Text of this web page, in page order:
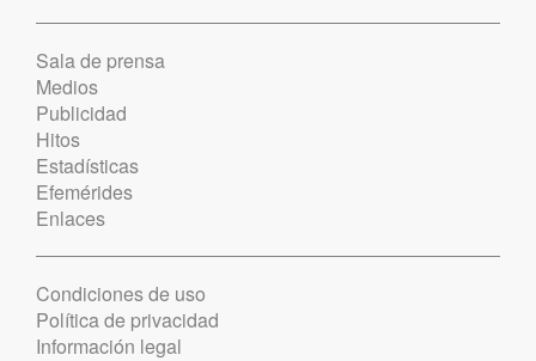
Sala de prensa
Medios
Publicidad
Hitos
Estadísticas
Efemérides
Enlaces
Condiciones de uso
Política de privacidad
Información legal